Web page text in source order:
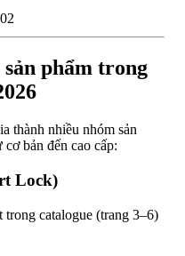
phẩm trong
thành nhiều nhóm sản
bản đến cao cấp:
Lock)
catalogue (trang 3–6)